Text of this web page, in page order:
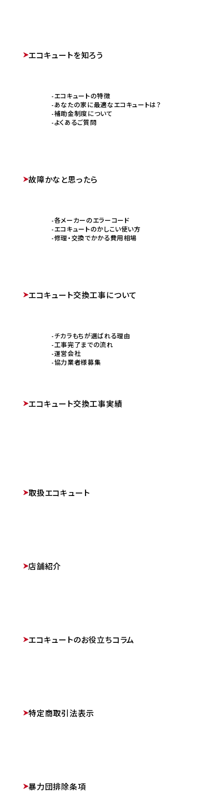
エコキュートを知ろう
エコキュートの特徴
あなたの家に最適なエコキュートは？
補助金制度について
よくあるご質問
故障かなと思ったら
各メーカーのエラーコード
エコキュートのかしこい使い方
修理・交換でかかる費用相場
エコキュート交換工事について
チカラもちが選ばれる理由
工事完了までの流れ
運営会社
協力業者様募集
エコキュート交換工事実績
取扱エコキュート
店舗紹介
エコキュートのお役立ちコラム
特定商取引法表示
暴力団排除条項